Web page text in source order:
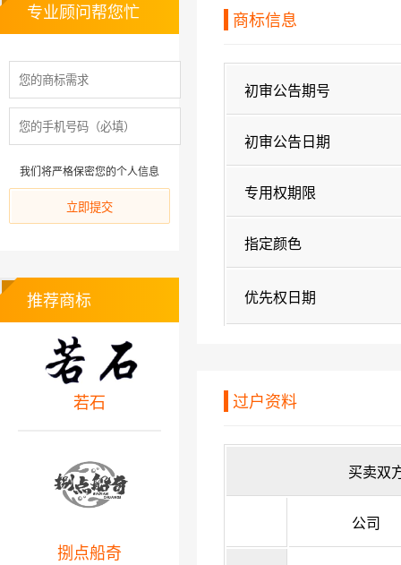
商标信息
初审公告期号
初审公告日期
专用权期限
指定颜色
优先权日期
过户资料
买卖双
公司
专业顾问帮您忙
我们将严格保密您的个人信息
推荐商标
若石
捌点船奇